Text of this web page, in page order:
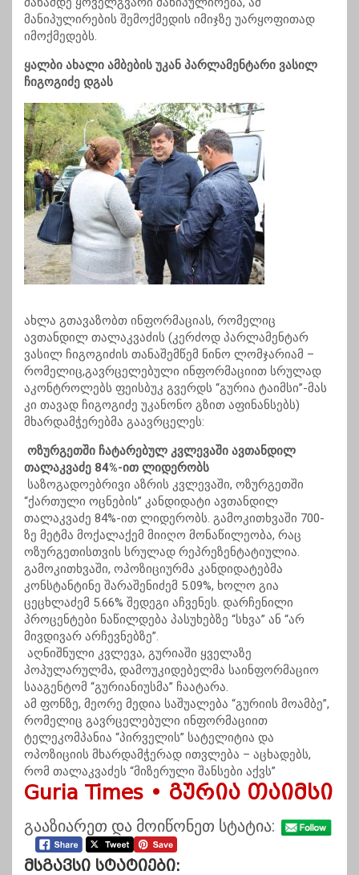
მანიპულირების შემოქმედის იმიჯზე უარყოფითად
იმოქმედებს.
ყალბი ახალი ამბების უკან პარლამენტარი ვასილ
ჩიგოგიძე დგას
ახლა გთავაზობთ ინფორმაციას, რომელიც
ავთანდილ თალაკვაძის (კერძოდ პარლამენტარ
ვასილ ჩიგოგიძის თანაშემწემ ნინო ლომჯარიამ –
რომელიც,გავრცელებული ინფორმაციით სრულად
აკონტროლებს ფეისბუკ გვერდს “გურია ტაიმსი”-მას
კი თავად ჩიგოგიძე უკანონო გზით აფინანსებს)
მხარდამჭერებმა გაავრცელეს:
ოზურგეთში ჩატარებულ კვლევაში ავთანდილ
თალაკვაძე 84%-ით ლიდერობს
საზოგადოებრივი აზრის კვლევაში, ოზურგეთში
“ქართული ოცნების” კანდიდატი ავთანდილ
თალაკვაძე 84%-ით ლიდერობს. გამოკითხვაში 700-
ზე მეტმა მოქალაქემ მიიღო მონაწილეობა, რაც
ოზურგეთისთვის სრულად რეპრეზენტატიულია.
გამოკითხვაში, ოპოზიციურმა კანდიდატებმა
კონსტანტინე შარაშენიძემ 5.09%, ხოლო გია
ცეცხლაძემ 5.66% შედეგი აჩვენეს. დარჩენილი
პროცენტები ნაწილდება პასუხებზე “სხვა” ან “არ
მივდივარ არჩევნებზე”.
აღნიშნული კვლევა, გურიაში ყველაზე
პოპულარულმა, დამოუკიდებელმა საინფორმაციო
სააგენტომ “გურიანიუსმა” ჩაატარა.
ამ ფონზე, მეორე მედია საშუალება “გურიის მოამბე”,
რომელიც გავრცელებული ინფორმაციით
ტელეკომპანია “პირველის” სატელიტია და
ოპოზიციის მხარდამჭერად ითვლება – აცხადებს,
რომ თალაკვაძეს “მიზერული შანსები აქვს”
Guria Times • გურია თაიმსი
გააზიარეთ და მოიწონეთ სტატია:
Მსგავსი Სტატიები: